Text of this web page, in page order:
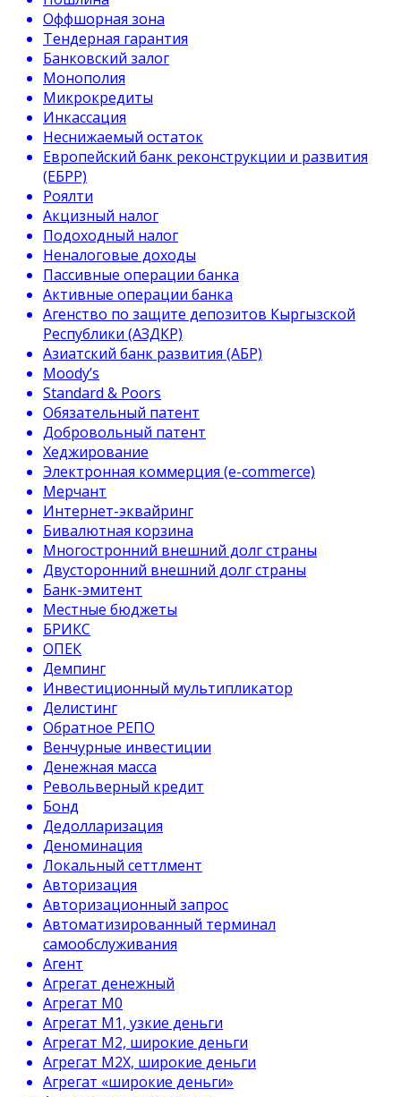
Оффшорная зона
Тендерная гарантия
Банковский залог
Монополия
Микрокредиты
Инкассация
Неснижаемый остаток
Европейский банк реконструкции и развития
(ЕБРР)
Роялти
Акцизный налог
Подоходный налог
Неналоговые доходы
Пассивные операции банка
Активные операции банка
Агенство по защите депозитов Кыргызской
Республики (АЗДКР)
Азиатский банк развития (АБР)
Moody’s
Standard & Poors
Обязательный патент
Добровольный патент
Хеджирование
Электронная коммерция (e-commerce)
Мерчант
Интернет-эквайринг
Бивалютная корзина
Многостронний внешний долг страны
Двусторонний внешний долг страны
Банк-эмитент
Местные бюджеты
БРИКС
ОПЕК
Демпинг
Инвестиционный мультипликатор
Делистинг
Обратное РЕПО
Венчурные инвестиции
Денежная масса
Револьверный кредит
Бонд
Дедолларизация
Деноминация
Локальный сеттлмент
Авторизация
Авторизационный запрос
Автоматизированный терминал
самообслуживания
Агент
Агрегат денежный
Агрегат М0
Агрегат М1, узкие деньги
Агрегат М2, широкие деньги
Агрегат М2Х, широкие деньги
Агрегат «широкие деньги»